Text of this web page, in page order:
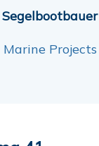
Segelbootbauer
Marine Projects